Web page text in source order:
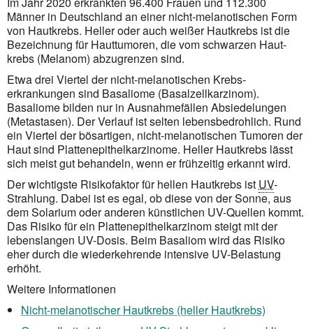
Männer in Deutschland an einer nicht-melanotischen Form
von Haut­krebs. Heller oder auch weißer Haut­krebs ist die
Bezeichnung für Haut­tumoren, die vom schwarzen Haut­
krebs (Melanom) abzugrenzen sind.
Etwa drei Viertel der nicht-melanotischen Krebs­
erkrankungen sind Basaliome (Basalzell­karzinom).
Basaliome bilden nur in Ausnahme­fällen Absiedelungen
(Metastasen). Der Verlauf ist selten lebens­bedrohlich. Rund
ein Viertel der bösartigen, nicht-melanotischen Tumoren der
Haut sind Platten­epithel­karzinome. Heller Haut­krebs lässt
sich meist gut behandeln, wenn er frühzeitig erkannt wird.
Der wichtigste Risiko­faktor für hellen Hautkrebs ist UV-
Strahlung. Dabei ist es egal, ob diese von der Sonne, aus
dem Solarium oder anderen künstlichen UV-Quellen kommt.
Das Risiko für ein Platten­­epithel­karzinom steigt mit der
lebens­langen UV-Dosis. Beim Basaliom wird das Risiko
eher durch die wieder­kehrende intensive UV-Belastung
erhöht.
Weitere Informationen
Nicht-melanotischer Hautkrebs (heller Hautkrebs)